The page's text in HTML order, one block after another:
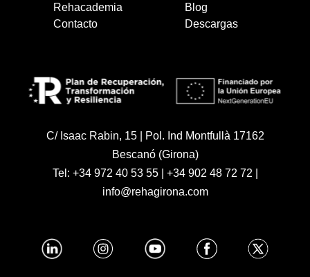
Rehacademia
Blog
Contacto
Descargas
C/ Isaac Rabin, 15 | Pol. Ind Montfullà 17162
Bescanó (Girona)
Tel: +34 972 40 53 55| +34 902 48 72 72
info@rehagirona.com